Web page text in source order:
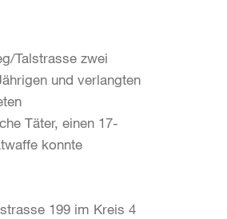
Talstrasse zwei
und verlangten
Täter, einen 17-
konnte
199 im Kreis 4